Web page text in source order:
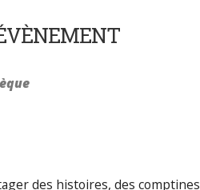
des histoires, des comptines